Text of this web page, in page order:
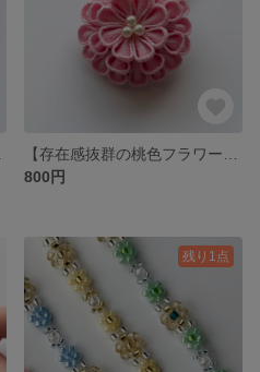
800円
残り1点